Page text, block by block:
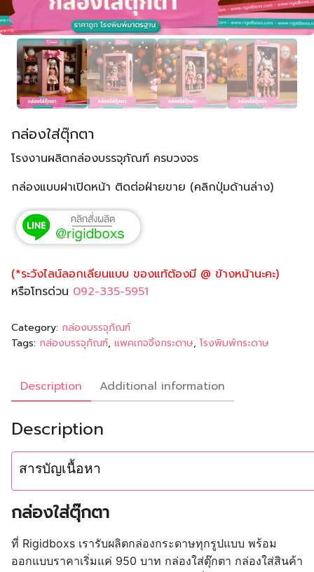
กล่องใส่ตุ๊กตา
โรงงานผลิตกล่องบรรจุภัณฑ์ ครบวงจร
กล่องแบบฝาเปิดหน้า ติดต่อฝ่ายขาย (คลิกปุ่มด้านล่าง)
(*ระวังไลน์ลอกเลียนแบบ ของแท้ต้องมี @ ข้างหน้านะคะ)
หรือโทรด่วน 092-335-5951
Category: กล่องบรรจุภัณฑ์
Tags: กล่องบรรจุภัณฑ์, แพคเกจจิ้งกระดาษ, โรงพิมพ์กระดาษ
Description Additional information
Description
สารบัญเนื้อหา
กล่องใส่ตุ๊กตา
ที่ Rigidboxs เรารับผลิตกล่องกระดาษทุกรูปแบบ พร้อม
ออกแบบราคาเริ่มแค่ 950 บาท กล่องใส่ตุ๊กตา กล่องใส่สินค้า